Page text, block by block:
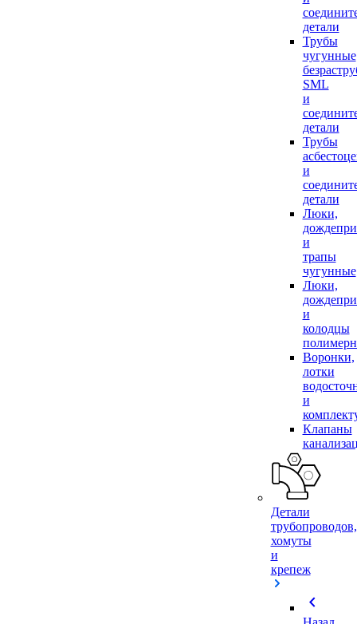
детали
Трубы
чугунные
SML
и
детали
Трубы
и
детали
Люки,
и
трапы
чугунные
Люки,
и
колодцы
Воронки,
лотки
и
Клапаны
Детали
трубопроводов,
хомуты
и
крепеж
chevron_left